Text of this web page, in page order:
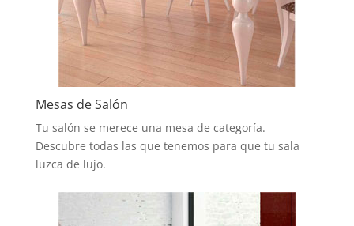
Mesas de Salón
Tu salón se merece una mesa de categoría.
Descubre todas las que tenemos para que tu sala
luzca de lujo.